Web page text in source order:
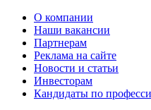
О компании
Наши вакансии
Партнерам
Реклама на сайте
Новости и статьи
Инвесторам
Кандидаты по